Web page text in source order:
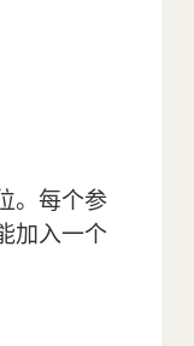
。每个参
加入一个